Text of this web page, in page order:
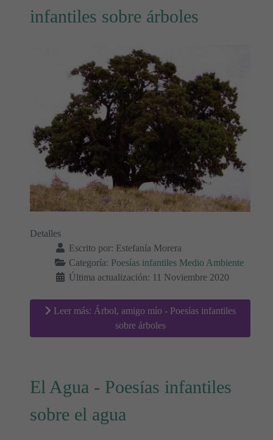
infantiles sobre árboles
Detalles
Escrito por: Estefanía Morera
Categoría: Poesías infantiles Medio Ambiente
Última actualización: 11 Noviembre 2020
Leer más: Árbol, amigo mío - Poesías infantiles
sobre árboles
El Agua - Poesías infantiles
sobre el agua